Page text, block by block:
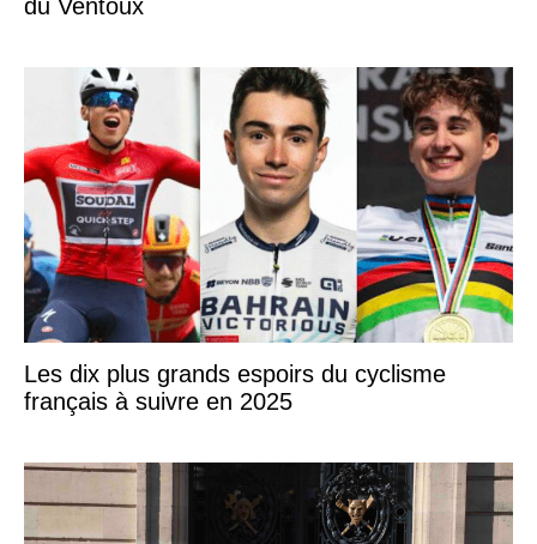
du Ventoux
Les dix plus grands espoirs du cyclisme
français à suivre en 2025